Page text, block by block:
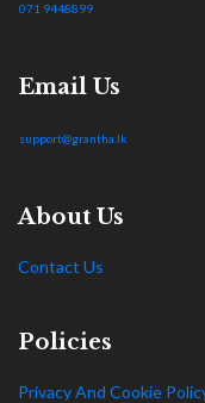
071 9448899
Email Us
support@grantha.lk
About Us
Contact Us
Policies
Privacy And Cookie